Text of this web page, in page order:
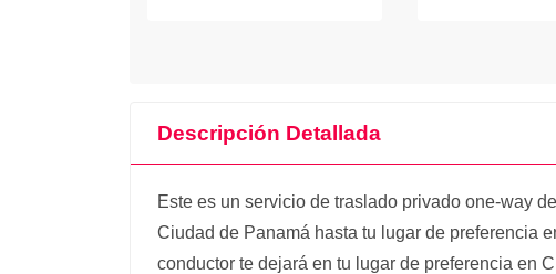
Descripción Detallada
Este es un servicio de traslado privado one-way
Ciudad de Panamá hasta tu lugar de preferencia
conductor te dejará en tu lugar de preferencia en